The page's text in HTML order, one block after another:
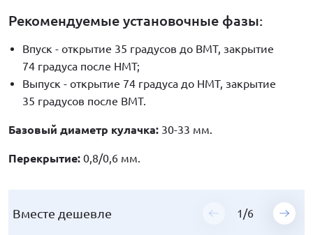
Рекомендуемые установочные фазы:
Впуск - открытие 35 градусов до ВМТ, закрытие
74 градуса после НМТ;
Выпуск - открытие 74 градуса до НМТ, закрытие
35 градусов после ВМТ.
Базовый диаметр кулачка: 30-33 мм.
Перекрытие: 0,8/0,6 мм.
Вместе дешевле 1 /6
Вместе дешевле 1 /6
Вместе дешевле 1 /6
Вместе дешевле 1 /6
Вместе дешевле 1 /6
Вместе дешевле 1 /6